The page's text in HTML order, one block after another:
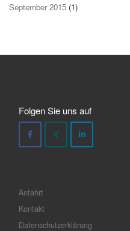
September 2015 (1)
Folgen Sie uns auf
Anfahrt
Kontakt
Datenschutzerklärung